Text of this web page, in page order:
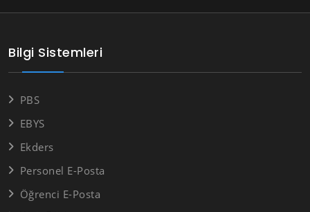
Bilgi Sistemleri
PBS
EBYS
Ekders
Personel E-Posta
Öğrenci E-Posta